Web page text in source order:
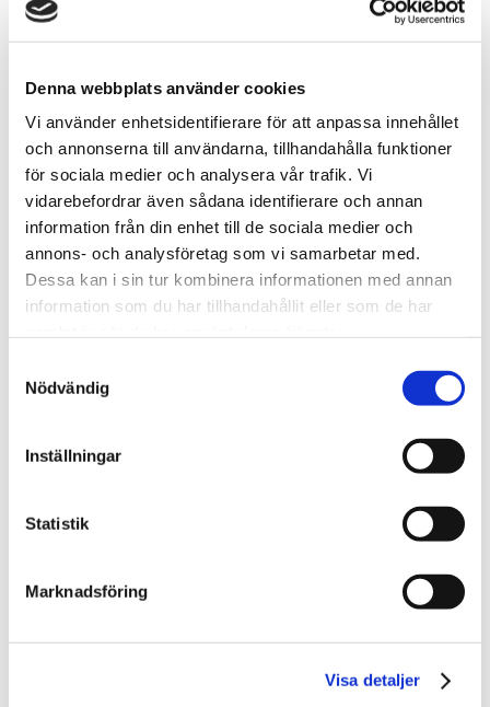
Denna webbplats använder cookies
Vi använder enhetsidentifierare för att anpassa innehållet
och annonserna till användarna, tillhandahålla funktioner
för sociala medier och analysera vår trafik. Vi
vidarebefordrar även sådana identifierare och annan
information från din enhet till de sociala medier och
annons- och analysföretag som vi samarbetar med.
Dessa kan i sin tur kombinera informationen med annan
information som du har tillhandahållit eller som de har
Nödvändig
Inställningar
Statistik
Marknadsföring
Visa detaljer
Paul Nord
Affärsområdeschef Skog & Lantbruk
010-603 86 92
paul.nord@svefa.se
Göteborg
Mer om mig